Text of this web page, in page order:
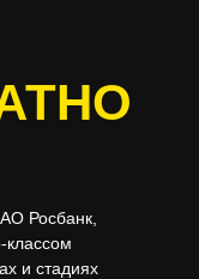
Росбанк,
классом
и стадиях